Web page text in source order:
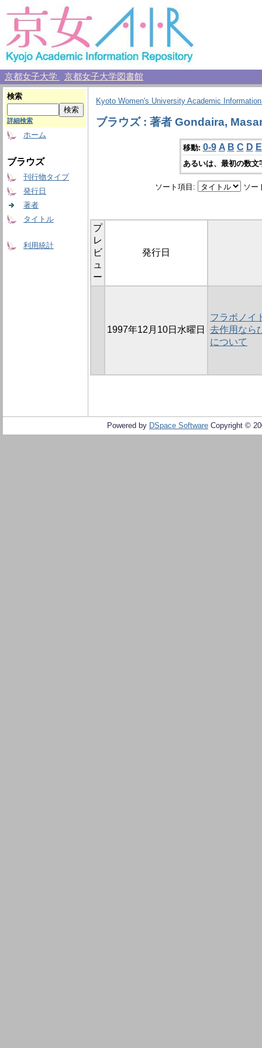
京都女子大学 京都女子大学図書館
検索
詳細検索
ホーム
ブラウズ
刊行物タイプ
発行日
著者
タイトル
利用統計
Kyoto Women's University Academic
ブラウズ : 著者 Gondaira,
移動: 0-9 A B C D E
あるいは、最初の数
ソート項目: ソー
プ
レ
ビ
ュ
ー
発行日
1997年12月10日水曜日
フラボノイ
去作用なら
について
Powered by DSpace Software Copyright ©